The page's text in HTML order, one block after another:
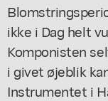
ikke i Dag helt
Komponisten
i givet øjeblik
Instrumentet i